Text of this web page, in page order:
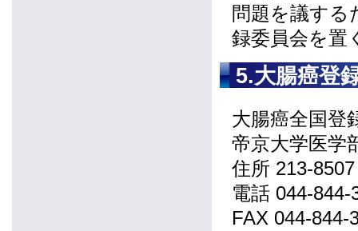
問題を議する
録委員会を置
5.大腸癌登
大腸癌全国登
帝京大学医学
住所 213-
電話 044-844-
FAX 044-844-